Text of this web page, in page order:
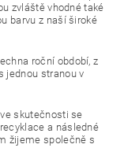
zvláště vhodné také
barvu z naší široké
roční období, z
jednou stranou v
skutečnosti se
a následné
žijeme společně s